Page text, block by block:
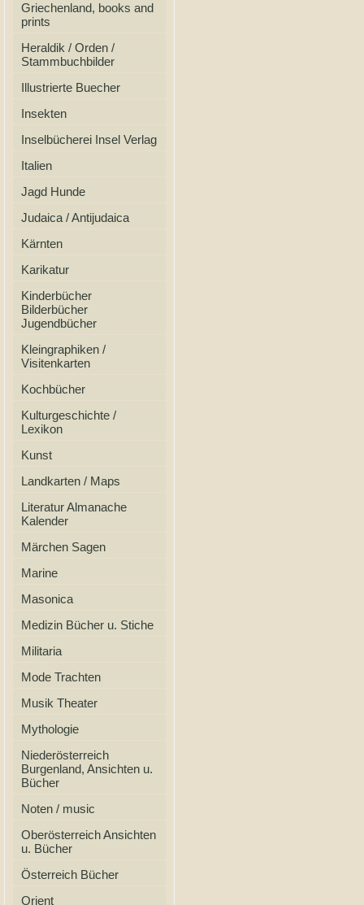
Griechenland, books and
prints
Heraldik / Orden /
Stammbuchbilder
Illustrierte Buecher
Insekten
Inselbücherei Insel Verlag
Italien
Jagd Hunde
Judaica / Antijudaica
Kärnten
Karikatur
Kinderbücher
Bilderbücher
Jugendbücher
Kleingraphiken /
Visitenkarten
Kochbücher
Kulturgeschichte /
Lexikon
Kunst
Landkarten / Maps
Literatur Almanache
Kalender
Märchen Sagen
Marine
Masonica
Medizin Bücher u. Stiche
Militaria
Mode Trachten
Musik Theater
Mythologie
Niederösterreich
Burgenland, Ansichten u.
Bücher
Noten / music
Oberösterreich Ansichten
u. Bücher
Österreich Bücher
Orient